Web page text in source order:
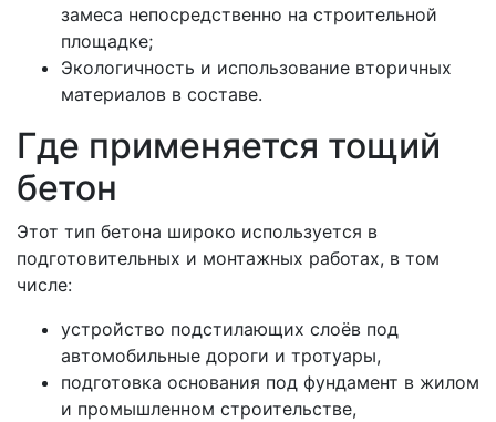
замеса непосредственно на строительной
площадке;
Экологичность и использование вторичных
материалов в составе.
Где применяется тощий
бетон
Этот тип бетона широко используется в
подготовительных и монтажных работах, в том
числе:
устройство подстилающих слоёв под
автомобильные дороги и тротуары,
подготовка основания под фундамент в жилом
и промышленном строительстве,